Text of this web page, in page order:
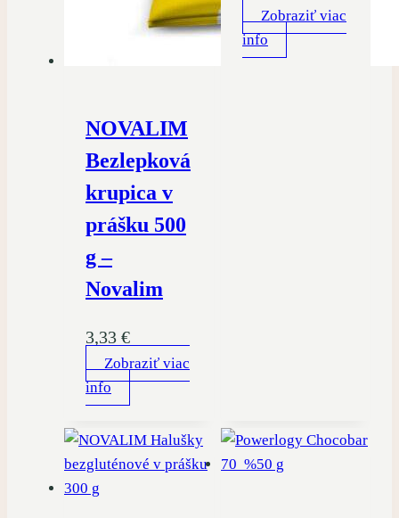
NOVALIM
Bezlepková
krupica v
prášku 500
g –
Novalim
3,33 €
Zobraziť viac
info
Zobraziť viac
info